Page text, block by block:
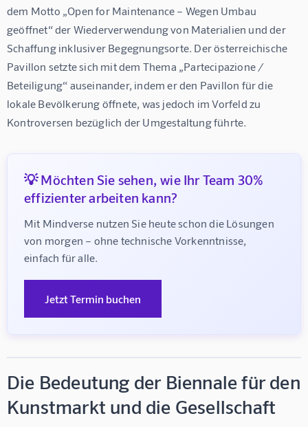
dem Motto „Open for Maintenance – Wegen Umbau
geöffnet“ der Wiederverwendung von Materialien und der
Schaffung inklusiver Begegnungsorte. Der österreichische
Pavillon setzte sich mit dem Thema „Partecipazione /
Beteiligung“ auseinander, indem er den Pavillon für die
lokale Bevölkerung öffnete, was jedoch im Vorfeld zu
Kontroversen bezüglich der Umgestaltung führte.
💡 Möchten Sie sehen, wie Ihr Team 30%
effizienter arbeiten kann?
Mit Mindverse nutzen Sie heute schon die Lösungen
von morgen – ohne technische Vorkenntnisse,
einfach für alle.
Jetzt Termin buchen
Die Bedeutung der Biennale für den
Kunstmarkt und die Gesellschaft